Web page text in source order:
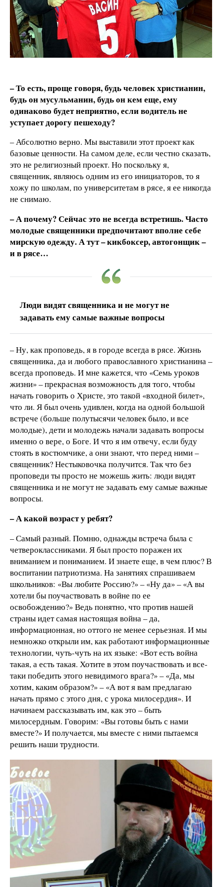
– То есть, проще говоря, будь человек христианин,
будь он мусульманин, будь он кем еще, ему
одинаково будет неприятно, если водитель не
уступает дорогу пешеходу?
– Абсолютно верно. Мы выставили этот проект как
базовые ценности. На самом деле, если честно сказать,
это не религиозный проект. Но поскольку я,
священник, являюсь одним из его инициаторов, то я
хожу по школам, по университетам в рясе, я ее никогда
не снимаю.
– А почему? Сейчас это не всегда встретишь. Часто
молодые священники предпочитают вполне себе
мирскую одежду. А тут – кикбоксер, автогонщик –
и в рясе…
Люди видят священника и не могут не
задавать ему самые важные вопросы
– Ну, как проповедь, я в городе всегда в рясе. Жизнь
священника, да и любого православного христианина –
всегда проповедь. И мне кажется, что «Семь уроков
жизни» – прекрасная возможность для того, чтобы
начать говорить о Христе, это такой «входной билет»,
что ли. Я был очень удивлен, когда на одной большой
встрече (больше полутысячи человек было, и все
молодые), дети и молодежь начали задавать вопросы
именно о вере, о Боге. И что я им отвечу, если буду
стоять в костюмчике, а они знают, что перед ними –
священник? Нестыковочка получится. Так что без
проповеди ты просто не можешь жить: люди видят
священника и не могут не задавать ему самые важные
вопросы.
– А какой возраст у ребят?
– Самый разный. Помню, однажды встреча была с
четвероклассниками. Я был просто поражен их
вниманием и пониманием. И знаете еще, в чем плюс? В
воспитании патриотизма. На занятиях спрашиваем
школьников: «Вы любите Россию?» – «Ну да» – «А вы
хотели бы поучаствовать в войне по ее
освобождению?» Ведь понятно, что против нашей
страны идет самая настоящая война – да,
информационная, но оттого не менее серьезная. И мы
немножко открыли им, как работают информационные
технологии, чуть-чуть на их языке: «Вот есть война
такая, а есть такая. Хотите в этом поучаствовать и все-
таки победить этого невидимого врага?» – «Да, мы
хотим, каким образом?» – «А вот я вам предлагаю
начать прямо с этого дня, с урока милосердия». И
начинаем рассказывать им, как это – быть
милосердным. Говорим: «Вы готовы быть с нами
вместе?» И получается, мы вместе с ними пытаемся
решить наши трудности.